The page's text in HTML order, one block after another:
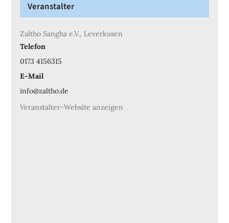
Veranstalter
Zaltho Sangha e.V., Leverkusen
Telefon
0173 4156315
E-Mail
info@zaltho.de
Veranstalter-Website anzeigen